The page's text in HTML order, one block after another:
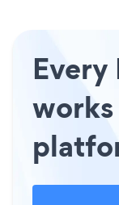
Every
works